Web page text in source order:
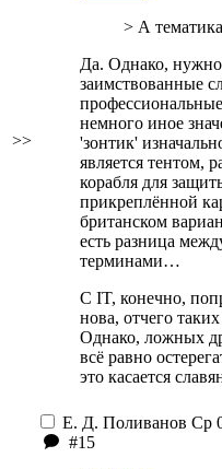
>>
> А
Да. Однако,
заимствованные
немного иное
'зонтик'
является тентом,
корабля для
прикреплённой
британском
есть разница
терминами…
С IT, конечно,
нова, отчего
Однако, ложных
всё равно
это касается
Е. Д. Поливанов Ср
#15